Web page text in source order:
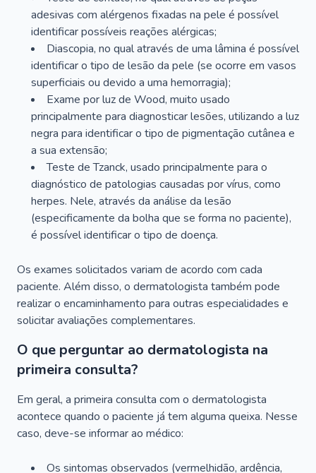
adesivas com alérgenos fixadas na pele é possível
identificar possíveis reações alérgicas;
Diascopia, no qual através de uma lâmina é possível
identificar o tipo de lesão da pele (se ocorre em vasos
superficiais ou devido a uma hemorragia);
Exame por luz de Wood, muito usado
principalmente para diagnosticar lesões, utilizando a luz
negra para identificar o tipo de pigmentação cutânea e
a sua extensão;
Teste de Tzanck, usado principalmente para o
diagnóstico de patologias causadas por vírus, como
herpes. Nele, através da análise da lesão
(especificamente da bolha que se forma no paciente),
é possível identificar o tipo de doença.
Os exames solicitados variam de acordo com cada
paciente. Além disso, o dermatologista também pode
realizar o encaminhamento para outras especialidades e
solicitar avaliações complementares.
O que perguntar ao dermatologista na
primeira consulta?
Em geral, a primeira consulta com o dermatologista
acontece quando o paciente já tem alguma queixa. Nesse
caso, deve-se informar ao médico:
Os sintomas observados (vermelhidão, ardência,